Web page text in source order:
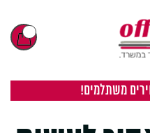
משתלמים!